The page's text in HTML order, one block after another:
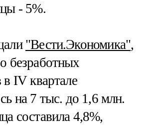
- 5%.
"Вести.Экономика",
безработных
в IV квартале
на 7 тыс. до 1,6 млн.
составила 4,8%,